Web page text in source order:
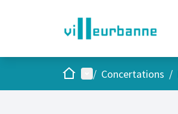
AccueilMenu principal
/ Concertations /